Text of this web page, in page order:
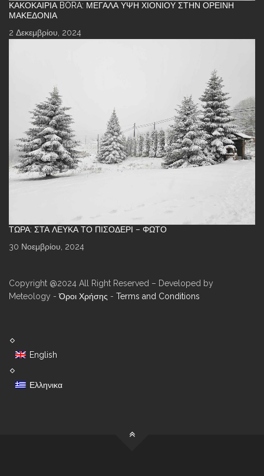
ΚΑΚΟΚΑΙΡΊΑ BORA: ΜΕΓΆΛΑ ΎΨΗ ΧΙΟΝΙΟΎ ΣΤΗΝ ΟΡΕΙΝΉ
ΜΑΚΕΔΟΝΊΑ
2 Δεκεμβρίου, 2024
ΤΏΡΑ: ΣΤΑ ΛΕΥΚΆ ΤΟ ΠΙΣΟΔΈΡΙ – ΦΩΤΌ
30 Νοεμβρίου, 2024
Copyright @2024 All Right Reserved – Developed by
Meteology -Όροι Χρήσης - Terms and Conditions
English
Ελληνικα